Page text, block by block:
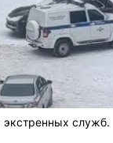
экстренных служб.